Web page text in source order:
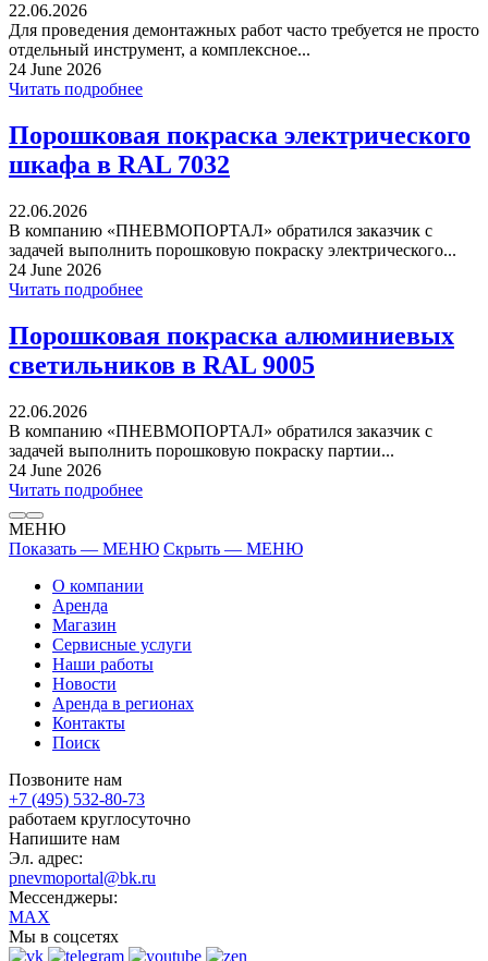
22.06.2026
Для проведения демонтажных работ часто требуется не просто
отдельный инструмент, а комплексное...
24 June 2026
Читать подробнее
Порошковая покраска электрического
шкафа в RAL 7032
22.06.2026
В компанию «ПНЕВМОПОРТАЛ» обратился заказчик с
задачей выполнить порошковую покраску электрического...
24 June 2026
Читать подробнее
Порошковая покраска алюминиевых
светильников в RAL 9005
22.06.2026
В компанию «ПНЕВМОПОРТАЛ» обратился заказчик с
задачей выполнить порошковую покраску партии...
24 June 2026
Читать подробнее
МЕНЮ
Показать — МЕНЮ Скрыть — МЕНЮ
О компании
Аренда
Магазин
Сервисные услуги
Наши работы
Новости
Аренда в регионах
Контакты
Поиск
Позвоните нам
+7 (495) 532-80-73
работаем круглосуточно
Напишите нам
Эл. адрес:
pnevmoportal@bk.ru
Мессенджеры:
MAX
Мы в соцсетях